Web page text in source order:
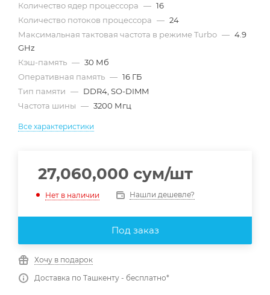
Количество ядер процессора — 16
Количество потоков процессора — 24
Максимальная тактовая частота в режиме Turbo — 4.9
GHz
Кэш-память — 30 Мб
Оперативная память — 16 ГБ
Тип памяти — DDR4, SO-DIMM
Частота шины — 3200 Мгц
Все характеристики
27,060,000 сум/шт
Нет в наличии Нашли дешевле?
Под заказ
Хочу в подарок
Доставка по Ташкенту - бесплатно*